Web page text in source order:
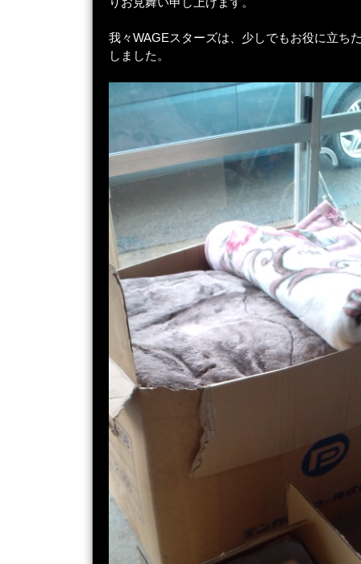
我々WAGEスターズは、少しでもお役に立ち
しました。